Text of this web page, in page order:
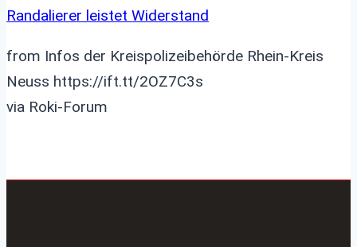
Randalierer leistet Widerstand
from Infos der Kreispolizeibehörde Rhein-Kreis
Neuss https://ift.tt/2OZ7C3s
via Roki-Forum